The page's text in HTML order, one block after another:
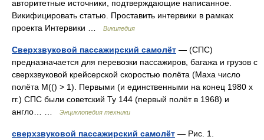
авторитетные источники, подтверждающие написанное.
Викифицировать статью. Проставить интервики в рамках
проекта Интервики …
Википедия
Сверхзвуковой пассажирский самолёт — (СПС)
предназначается для перевозки пассажиров, багажа и грузов с
сверхзвуковой крейсерской скоростью полёта (Маха число
полёта M(() > 1). Первыми (и единственными на конец 1980 х
гг.) СПС были советский Ту 144 (первый полёт в 1968) и
англо… …
Энциклопедия техники
сверхзвуковой пассажирский самолёт — Рис. 1.